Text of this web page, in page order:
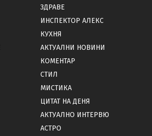
ЗДРАВЕ
ИНСПЕКТОР АЛЕКС
КУХНЯ
АКТУАЛНИ НОВИНИ
КОМЕНТАР
СТИЛ
МИСТИКА
ЦИТАТ НА ДЕНЯ
АКТУАЛНО ИНТЕРВЮ
АСТРО